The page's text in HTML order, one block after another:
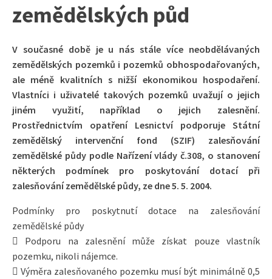
zemědělských půd
V současné době je u nás stále více neobdělávaných
zemědělských pozemků i pozemků obhospodařovaných,
ale méně kvalitních s nižší ekonomikou hospodaření.
Vlastníci i uživatelé takových pozemků uvažují o jejich
jiném využití, například o jejich zalesnění.
Prostřednictvím opatření Lesnictví podporuje Státní
zemědělský intervenční fond (SZIF) zalesňování
zemědělské půdy podle Nařízení vlády č.308, o stanovení
některých podmínek pro poskytování dotací při
zalesňování zemědělské půdy, ze dne 5. 5. 2004.
Podmínky pro poskytnutí dotace na zalesňování
zemědělské půdy
 Podporu na zalesnění může získat pouze vlastník
pozemku, nikoli nájemce.
 Výměra zalesňovaného pozemku musí být minimálně 0,5